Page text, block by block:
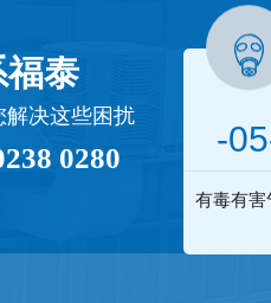
泰
解决这些困扰
0280 -
有毒有害